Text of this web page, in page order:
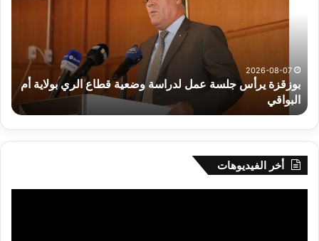
لدراسة
الري
بولاية
البواقي
2026-08-07
بوزقزة يرأس جلسة عمل لدراسة وضعية قطاع الري بولاية أم
البواقي
أخر الفيديوهات